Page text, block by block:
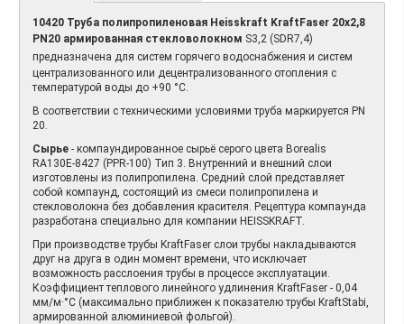
10420 Труба полипропиленовая Heisskraft KraftFaser 20х2,8
PN20 армированная стекловолокном S3,2 (SDR7,4)
предназначена для систем горячего водоснабжения и систем
централизованного или децентрализованного отопления с
температурой воды до +90 °С.
В соответствии с техническими условиями труба маркируется PN
20.
Сырье - компаундированное сырьё серого цвета Borealis
RA130Е-8427 (PPR-100) Тип 3. Внутренний и внешний слои
изготовлены из полипропилена. Средний слой представляет
собой компаунд, состоящий из смеси полипропилена и
стекловолокна без добавления красителя. Рецептура компаунда
разработана специально для компании НEISSKRAFT.
При производстве трубы KraftFaser слои трубы накладываются
друг на друга в один момент времени, что исключает
возможность расслоения трубы в процессе эксплуатации.
Коэффициент теплового линейного удлинения KraftFaser - 0,04
мм/м·°С (максимально приближен к показателю трубы KraftStabi,
армированной алюминиевой фольгой).